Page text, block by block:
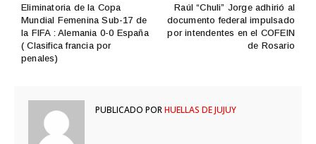
Raúl “Chuli” Jorge adhirió al
documento federal impulsado
por intendentes en el COFEIN
de Rosario
Eliminatoria de la Copa
Mundial Femenina Sub-17 de
la FIFA : Alemania 0-0 España
( Clasifica francia por
penales)
PUBLICADO PORHUELLAS DE JUJUY